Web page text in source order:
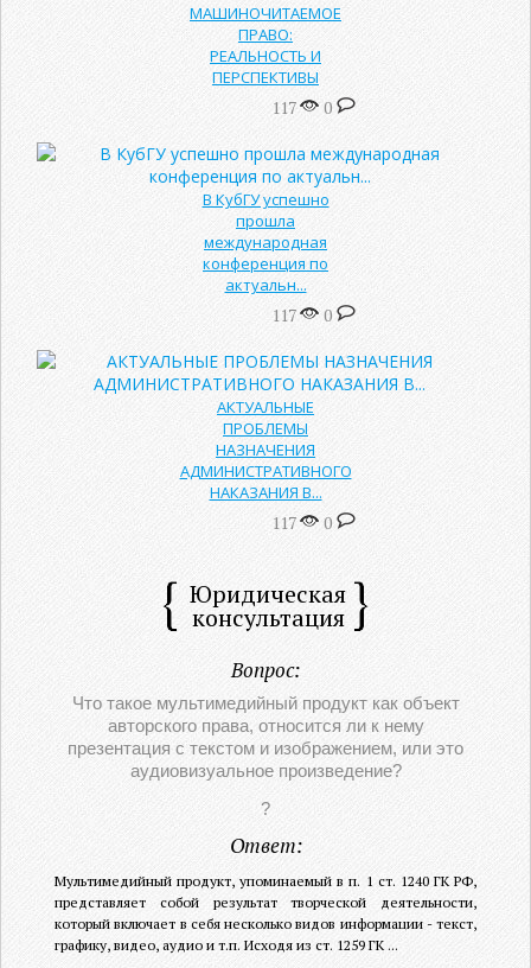
МАШИНОЧИТАЕМОЕ
ПРАВО:
РЕАЛЬНОСТЬ И
ПЕРСПЕКТИВЫ
117 0
В КубГУ успешно
прошла
международная
конференция по
актуальн...
117 0
АКТУАЛЬНЫЕ
ПРОБЛЕМЫ
НАЗНАЧЕНИЯ
АДМИНИСТРАТИВНОГО
НАКАЗАНИЯ В...
117 0
Юридическая
консультация
Вопрос:
Что такое мультимедийный продукт как объект
авторского права, относится ли к нему
презентация с текстом и изображением, или это
аудиовизуальное произведение?
?
Ответ:
Мультимедийный продукт, упоминаемый в п. 1 ст. 1240 ГК РФ,
представляет собой результат творческой деятельности,
который включает в себя несколько видов информации - текст,
графику, видео, аудио и т.п. Исходя из ст. 1259 ГК ...